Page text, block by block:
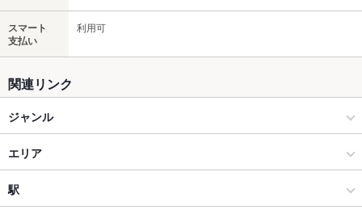
スマート
支払い
利用可
関連リンク
ジャンル
創作料理
洋・和洋・各国料理・その他
エリア
都町
駅